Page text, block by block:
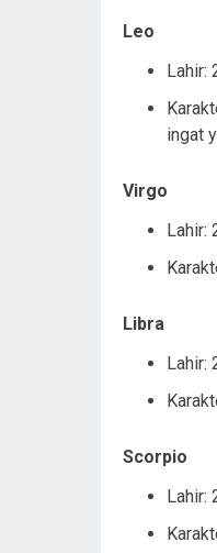
Leo
Lahir:
ingat
Virgo
Lahir:
Libra
Lahir:
Scorpio
Lahir: